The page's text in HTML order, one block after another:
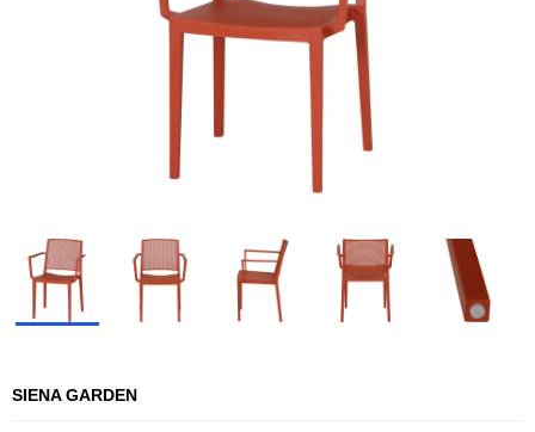
SIENA GARDEN